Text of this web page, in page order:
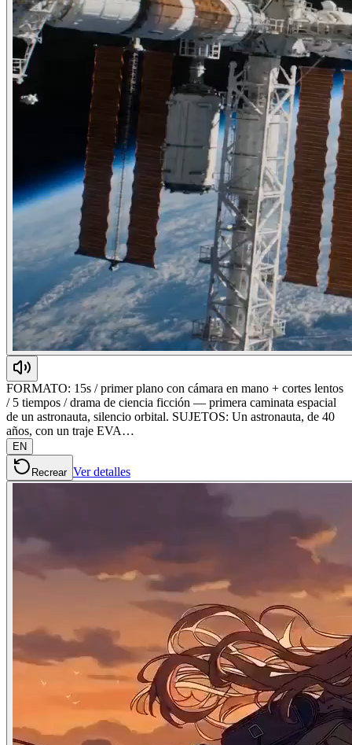
FORMATO: 15s / primer plano con cámara en mano + cortes lentos
/ 5 tiempos / drama de ciencia ficción — primera caminata espacial
de un astronauta, silencio orbital. SUJETOS: Un astronauta, de 40
años, con un traje EVA…
EN
Recrear Ver detalles